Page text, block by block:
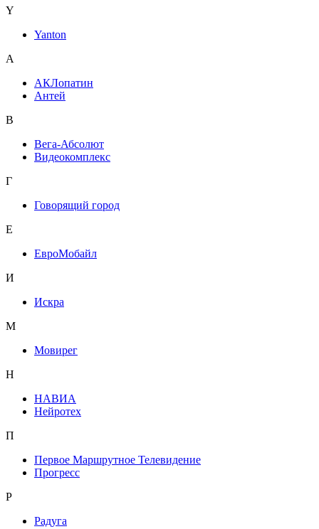
Y
Yanton
А
АКЛопатин
Антей
В
Вега-Абсолют
Видеокомплекс
Г
Говорящий город
Е
ЕвроМобайл
И
Искра
М
Мовирег
Н
НАВИА
Нейротех
П
Первое Маршрутное Телевидение
Прогресс
Р
Радуга